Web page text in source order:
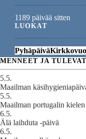
1189 päivää sitten
LUOKAT
Pyhäpäivä
MENNEET JA
5.5.
Maailman
5.5.
Maailman portugalin kielen
6.5.
Älä laihduta -päivä
6.5.